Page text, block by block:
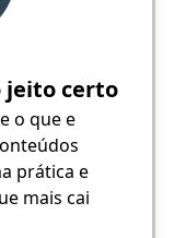
jeito certo
o que e
prática e
mais cai